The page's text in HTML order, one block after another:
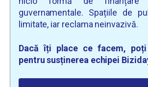
guvernamentale. Spațiile de
limitate, iar reclama neinvazivă.
Dacă îți place ce facem,
pentru susținerea echipei